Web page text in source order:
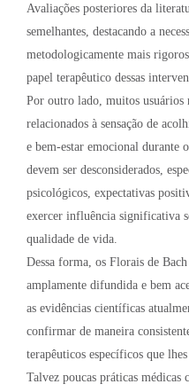
Avaliações posteriores da
semelhantes, destacando a
metodologicamente mais
papel terapêutico dessas
Por outro lado, muitos usuários
relacionados à sensação de
e bem-estar emocional durante
devem ser desconsiderados,
psicológicos, expectativas
exercer influência significativa
qualidade de vida.
Dessa forma, os Florais de
amplamente difundida e bem
as evidências científicas
confirmar de maneira
terapêuticos específicos que
Talvez poucas práticas médicas